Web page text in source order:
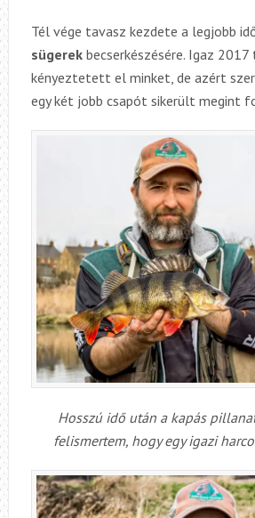
Tél vége tavasz kezdete a legjobb
sügerekbecserkészésére. Igaz 2017
kényeztetett el minket, de azért
egy két jobb csapót sikerült megint
Hosszú idő után a kapás
felismertem, hogy egy igazi